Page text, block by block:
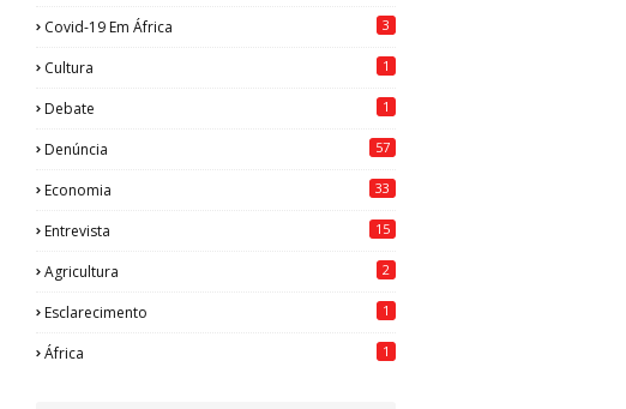
Covid-19 Em África 3
Cultura 1
Debate 1
Denúncia 57
Economia 33
Entrevista 15
Agricultura 2
Esclarecimento 1
África 1